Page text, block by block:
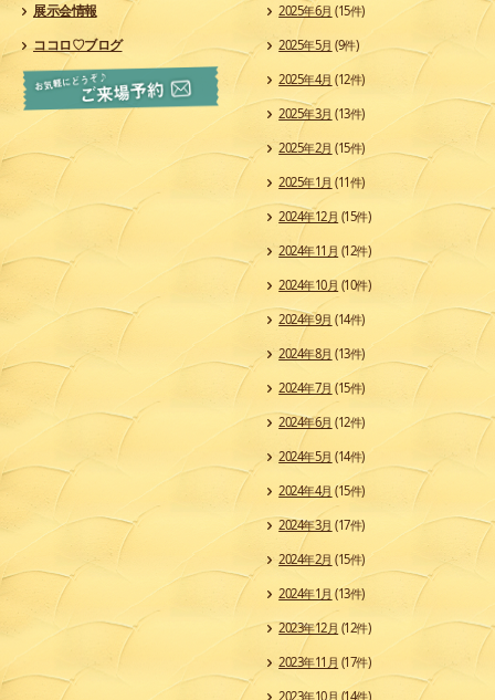
展示会情報
ココロ♡ブログ
2025年6月 (15件)
2025年5月 (9件)
2025年4月 (12件)
2025年3月 (13件)
2025年2月 (15件)
2025年1月 (11件)
2024年12月 (15件)
2024年11月 (12件)
2024年10月 (10件)
2024年9月 (14件)
2024年8月 (13件)
2024年7月(15件)
2024年6月 (12件)
2024年5月 (14件)
2024年4月 (15件)
2024年3月 (17件)
2024年2月 (15件)
2024年1月(13件)
2023年12月 (12件)
2023年11月 (17件)
2023年10月(14件)